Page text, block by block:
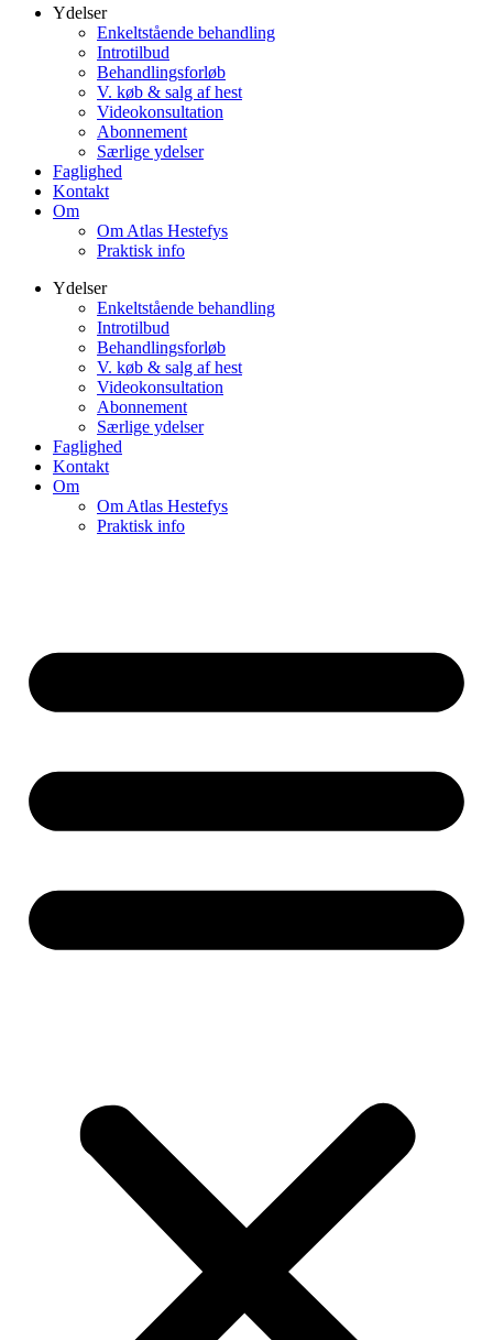
Ydelser
Enkeltstående behandling
Introtilbud
Behandlingsforløb
V. køb & salg af hest
Videokonsultation
Abonnement
Særlige ydelser
Faglighed
Kontakt
Om
Om Atlas Hestefys
Praktisk info
Ydelser
Enkeltstående behandling
Introtilbud
Behandlingsforløb
V. køb & salg af hest
Videokonsultation
Abonnement
Særlige ydelser
Faglighed
Kontakt
Om
Om Atlas Hestefys
Praktisk info